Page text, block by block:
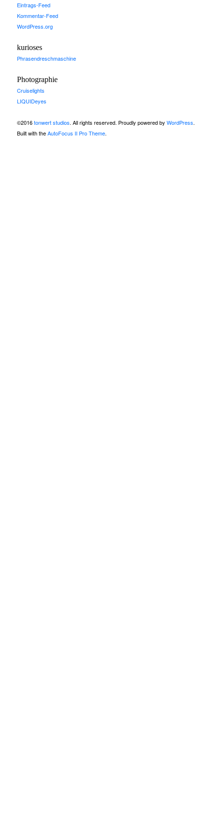
Eintrags-Feed
Kommentar-Feed
WordPress.org
kurioses
Phrasendreschmaschine
Photographie
Cruiselights
LIQUIDeyes
©2016tonwert studios. All rights reserved. Proudly powered by WordPress.
Built with theAutoFocus II Pro Theme.